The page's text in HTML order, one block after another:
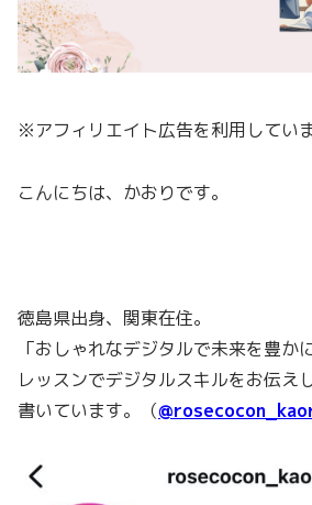
※アフィリエイト広告を利用していま
こんにちは、かおりです。
徳島県出身、関東在住。
「おしゃれなデジタルで未来を豊か
レッスンでデジタルスキルをお伝え
書いています。（